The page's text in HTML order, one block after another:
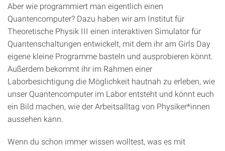
Aber wie programmiert man eigentlich einen
Quantencomputer? Dazu haben wir am Institut für
Theoretische Physik III einen interaktiven Simulator für
Quantenschaltungen entwickelt, mit dem ihr am Girls Day
eigene kleine Programme basteln und ausprobieren könnt.
Außerdem bekommt ihr im Rahmen einer
Laborbesichtigung die Möglichkeit hautnah zu erleben, wie
unser Quantencomputer im Labor entsteht und könnt euch
ein Bild machen, wie der Arbeitsalltag von Physiker*innen
aussehen kann.
Wenn du schon immer wissen wolltest, was es mit